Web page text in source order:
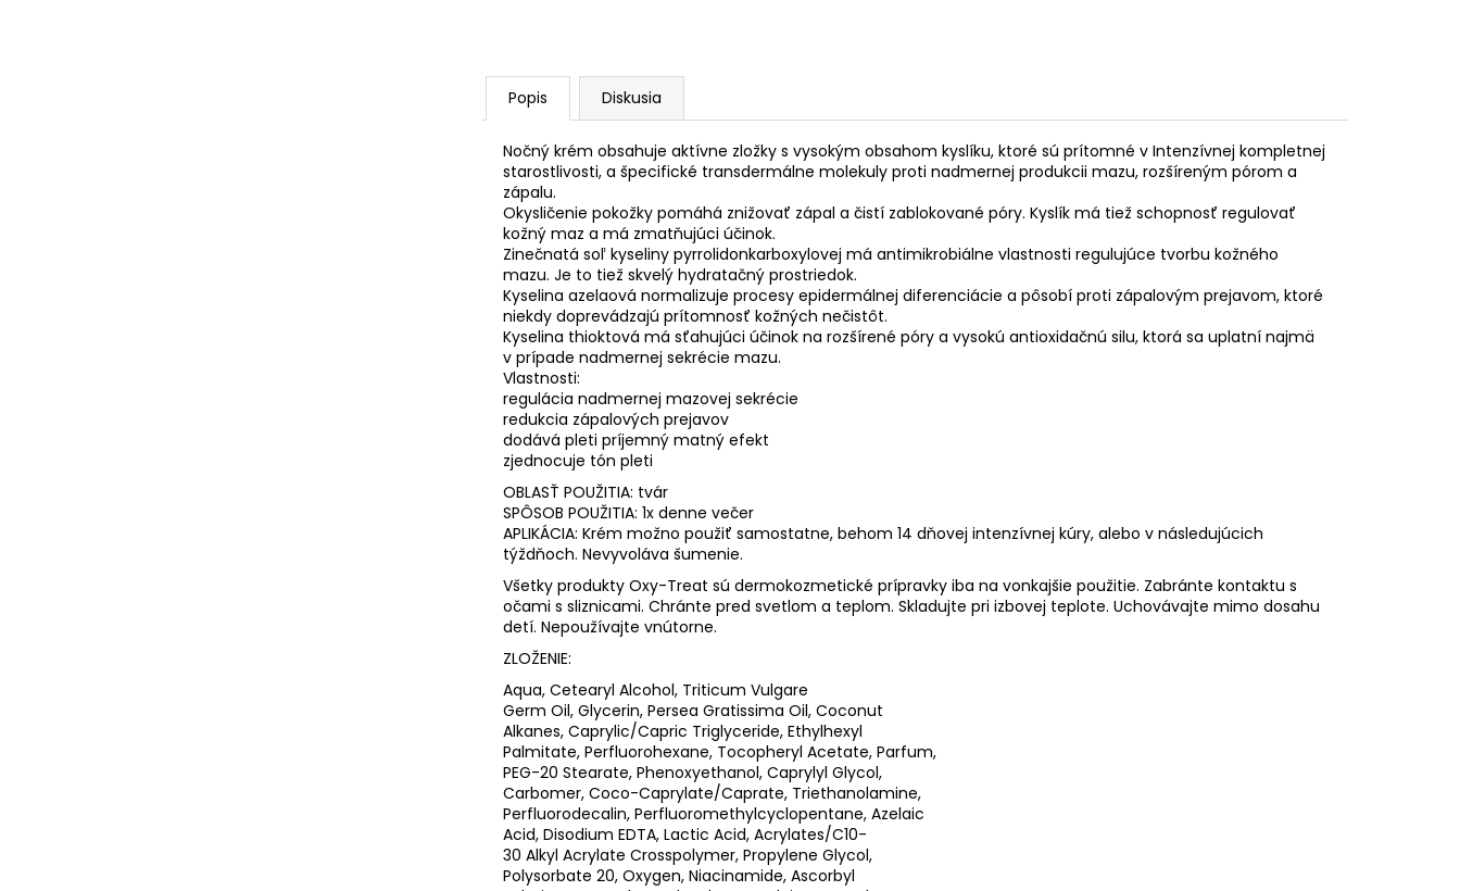
Popis Diskusia
Nočný krém obsahuje aktívne zložky s vysokým obsahom kyslíku, ktoré sú prítomné v Intenzívnej kompletnej
starostlivosti, a špecifické transdermálne molekuly proti nadmernej produkcii mazu, rozšíreným pórom a
zápalu.
Okysličenie pokožky pomáhá znižovať zápal a čistí zablokované póry. Kyslík má tiež schopnosť regulovať
kožný maz a má zmatňujúci účinok.
Zinečnatá soľ kyseliny pyrrolidonkarboxylovej má antimikrobiálne vlastnosti regulujúce tvorbu kožného
mazu. Je to tiež skvelý hydratačný prostriedok.
Kyselina azelaová normalizuje procesy epidermálnej diferenciácie a pôsobí proti zápalovým prejavom, ktoré
niekdy doprevádzajú prítomnosť kožných nečistôt.
Kyselina thioktová má sťahujúci účinok na rozšírené póry a vysokú antioxidačnú silu, ktorá sa uplatní najmä
v prípade nadmernej sekrécie mazu.
Vlastnosti:
regulácia nadmernej mazovej sekrécie
redukcia zápalových prejavov
dodává pleti príjemný matný efekt
zjednocuje tón pleti
OBLASŤ POUŽITIA: tvár
SPÔSOB POUŽITIA: 1x denne večer
APLIKÁCIA: Krém možno použiť samostatne, behom 14 dňovej intenzívnej kúry, alebo v následujúcich
týždňoch. Nevyvoláva šumenie.
Všetky produkty Oxy-Treat sú dermokozmetické prípravky iba na vonkajšie použitie. Zabránte kontaktu s
očami s sliznicami. Chránte pred svetlom a teplom. Skladujte pri izbovej teplote. Uchovávajte mimo dosahu
detí. Nepoužívajte vnútorne.
ZLOŽENIE:
Aqua, Cetearyl Alcohol, Triticum Vulgare
Germ Oil, Glycerin, Persea Gratissima Oil, Coconut
Alkanes, Caprylic/Capric Triglyceride, Ethylhexyl
Palmitate, Perfluorohexane, Tocopheryl Acetate, Parfum,
PEG-20 Stearate, Phenoxyethanol, Caprylyl Glycol,
Carbomer, Coco-Caprylate/Caprate, Triethanolamine,
Perfluorodecalin, Perfluoromethylcyclopentane, Azelaic
Acid, Disodium EDTA, Lactic Acid, Acrylates/C10-
30 Alkyl Acrylate Crosspolymer, Propylene Glycol,
Polysorbate 20, Oxygen, Niacinamide, Ascorbyl